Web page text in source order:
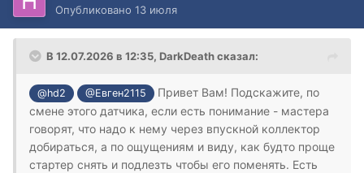
Опубликовано 13 июля
В 12.07.2026 в 12:35, DarkDeathсказал:
@hd2 @Евген2115
Привет Вам! Подскажите, по
смене этого датчика, если есть понимание - мастера
говорят, что надо к нему через впускной коллектор
добираться, а по ощущениям и виду, как будто проще
стартер снять и подлезть чтобы его поменять. Есть